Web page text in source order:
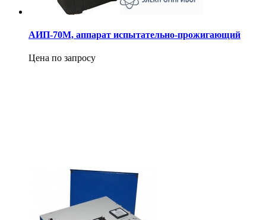
АИП-70М, аппарат испытательно-прожигающий
Цена по запросу